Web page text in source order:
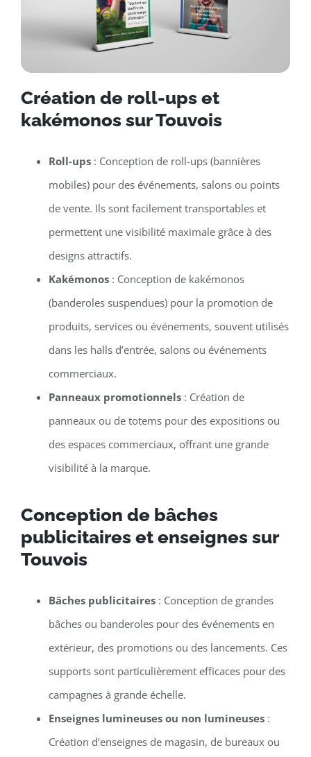
Création de roll-ups et
kakémonos sur Touvois
Roll-ups: Conception de roll-ups (bannières
mobiles) pour des événements, salons ou points
de vente. Ils sont facilement transportables et
permettent une visibilité maximale grâce à des
designs attractifs.
Kakémonos: Conception de kakémonos
(banderoles suspendues) pour la promotion de
produits, services ou événements, souvent utilisés
dans les halls d’entrée, salons ou événements
commerciaux.
Panneaux promotionnels: Création de
panneaux ou de totems pour des expositions ou
des espaces commerciaux, offrant une grande
visibilité à la marque.
Conception de bâches
publicitaires et enseignes sur
Touvois
Bâches publicitaires: Conception de grandes
bâches ou banderoles pour des événements en
extérieur, des promotions ou des lancements. Ces
supports sont particulièrement efficaces pour des
campagnes à grande échelle.
Enseignes lumineuses ou non lumineuses:
Création d’enseignes de magasin, de bureaux ou